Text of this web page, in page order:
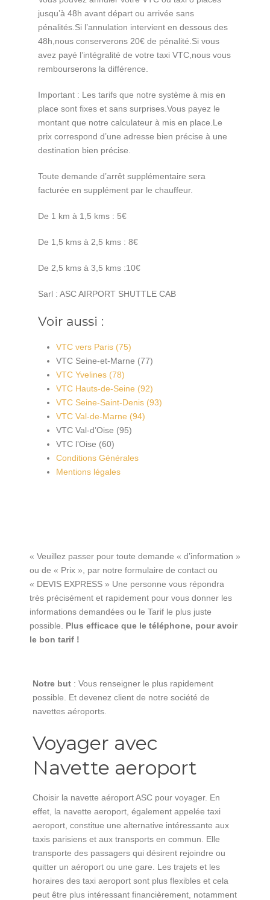
jusqu’à 48h avant départ ou arrivée sans
pénalités.Si l’annulation intervient en dessous des
48h,nous conserverons 20€ de pénalité.Si vous
avez payé l’intégralité de votre taxi VTC,nous vous
rembourserons la différence.
Important : Les tarifs que notre système à mis en
place sont fixes et sans surprises.Vous payez le
montant que notre calculateur à mis en place.Le
prix correspond d’une adresse bien précise à une
destination bien précise.
Toute demande d’arrêt supplémentaire sera
facturée en supplément par le chauffeur.
De 1 km à 1,5 kms : 5€
De 1,5 kms à 2,5 kms : 8€
De 2,5 kms à 3,5 kms :10€
Sarl : ASC AIRPORT SHUTTLE CAB
Voir aussi :
VTC vers Paris (75)
VTC Seine-et-Marne (77)
VTC Yvelines (78)
VTC Hauts-de-Seine (92)
VTC Seine-Saint-Denis (93)
VTC Val-de-Marne (94)
VTC Val-d’Oise (95)
VTC l’Oise (60)
Conditions Générales
Mentions légales
« Veuillez passer pour toute demande « d’information »
ou de « Prix », par notre formulaire de contact ou
« DEVIS EXPRESS » Une personne vous répondra
très précisément et rapidement pour vous donner les
informations demandées ou le Tarif le plus juste
possible. Plus efficace que le téléphone, pour avoir
le bon tarif !
Notre but : Vous renseigner le plus rapidement
possible. Et devenez client de notre société de
navettes aéroports.
Voyager avec
Navette aeroport
Choisir la navette aéroport ASC pour voyager. En
effet, la navette aeroport, également appelée taxi
aeroport, constitue une alternative intéressante aux
taxis parisiens et aux transports en commun. Elle
transporte des passagers qui désirent rejoindre ou
quitter un aéroport ou une gare. Les trajets et les
horaires des taxi aeroport sont plus flexibles et cela
peut être plus intéressant financièrement, notamment